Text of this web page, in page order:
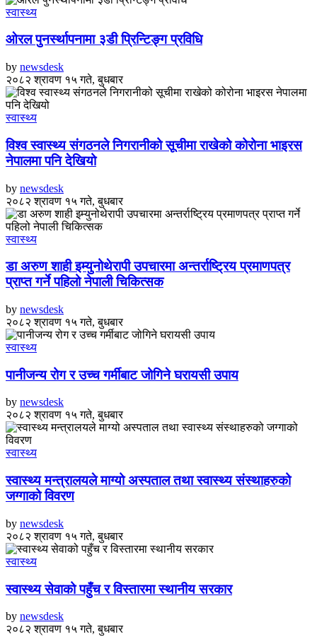
स्वास्थ्य
ओरल पुनर्स्थापनामा ३डी प्रिन्टिङ्ग प्रविधि
by newsdesk
२०८२ श्रावण १५ गते, बुधबार
स्वास्थ्य
विश्व स्वास्थ्य संगठनले निगरानीको सूचीमा राखेको कोरोना भाइरस
नेपालमा पनि देखियो
by newsdesk
२०८२ श्रावण १५ गते, बुधबार
स्वास्थ्य
डा अरुण शाही इम्युनोथेरापी उपचारमा अन्तर्राष्ट्रिय प्रमाणपत्र
प्राप्त गर्ने पहिलो नेपाली चिकित्सक
by newsdesk
२०८२ श्रावण १५ गते, बुधबार
स्वास्थ्य
पानीजन्य रोग र उच्च गर्मीबाट जोगिने घरायसी उपाय
by newsdesk
२०८२ श्रावण १५ गते, बुधबार
स्वास्थ्य
स्वास्थ्य मन्त्रालयले माग्यो अस्पताल तथा स्वास्थ्य संस्थाहरुको
जग्गाको विवरण
by newsdesk
२०८२ श्रावण १५ गते, बुधबार
स्वास्थ्य
स्वास्थ्य सेवाको पहुँच र विस्तारमा स्थानीय सरकार
by newsdesk
२०८२ श्रावण १५ गते, बुधबार